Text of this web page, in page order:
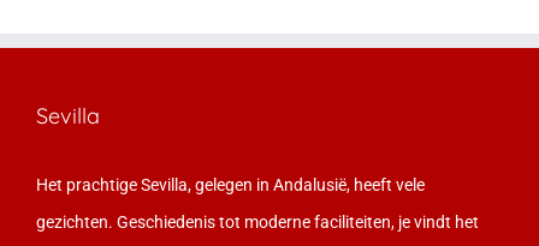
Sevilla
Het prachtige Sevilla, gelegen in Andalusië, heeft vele
gezichten. Geschiedenis tot moderne faciliteiten, je vindt het